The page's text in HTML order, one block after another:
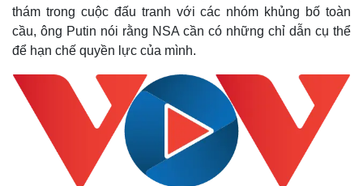
Thị trường
thám trong cuộc đấu tranh với các nhóm khủng bố toàn
cầu, ông Putin nói rằng NSA cần có những chỉ dẫn cụ thể
để hạn chế quyền lực của mình.